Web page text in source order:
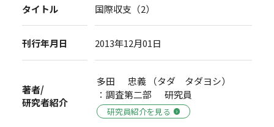
タイトル 国際収支（2）
刊行年月日 2013年12月01日
著者/
研究者紹介
多田 忠義 （タダ タダヨシ）
：調査第二部 研究員
研究員紹介を見る